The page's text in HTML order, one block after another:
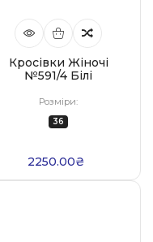
Кросівки Жіночі
№591/4 Білі
Розміри:
36
2250.00₴